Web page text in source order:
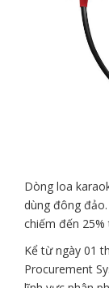
Dòng loa
dùng đông
chiếm đến
Kể từ ngày 01
Procurement